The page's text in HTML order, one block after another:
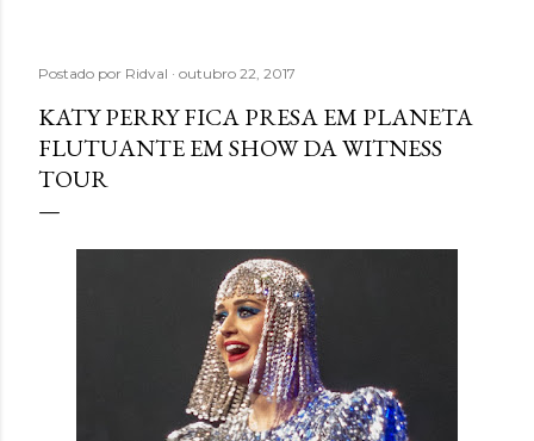
Postado por Ridval outubro 22, 2017
KATY PERRY FICA PRESA EM PLANETA
FLUTUANTE EM SHOW DA WITNESS
TOUR